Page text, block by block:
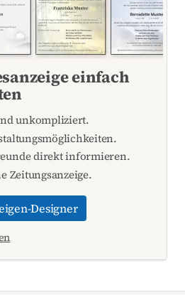
einfach
unkompliziert.
direkt informieren.
Zeitungsanzeige.
Designer